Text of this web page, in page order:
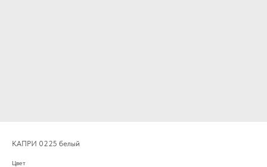
КАПРИ 0225 белый
Цвет